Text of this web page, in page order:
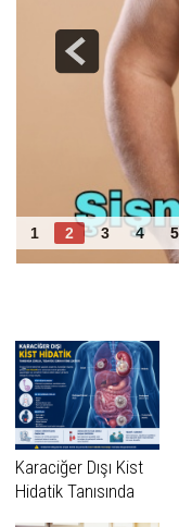
1 2 3 4 5
Obezite
Karaciğer Dışı Kist
Hidatik Tanısında